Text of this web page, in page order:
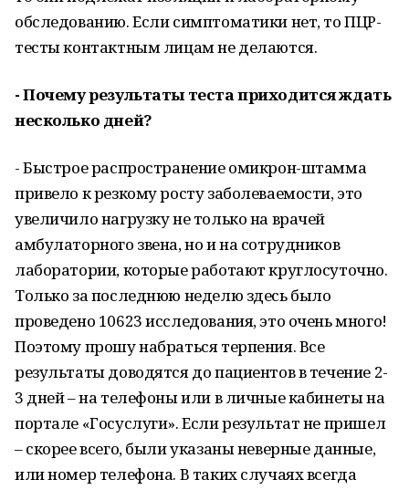
обследованию. Если симптоматики нет, то ПЦР-
тесты контактным лицам не делаются.
- Почему результаты теста приходится ждать
несколько дней?
- Быстрое распространение омикрон-штамма
привело к резкому росту заболеваемости, это
увеличило нагрузку не только на врачей
амбулаторного звена, но и на сотрудников
лаборатории, которые работают круглосуточно.
Только за последнюю неделю здесь было
проведено 10623 исследования, это очень много!
Поэтому прошу набраться терпения. Все
результаты доводятся до пациентов в течение 2-
3 дней – на телефоны или в личные кабинеты на
портале «Госуслуги». Если результат не пришел
– скорее всего, были указаны неверные данные,
или номер телефона. В таких случаях всегда